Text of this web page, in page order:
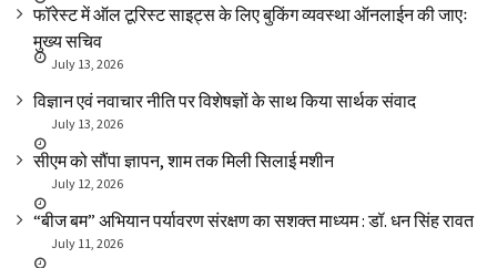
फॉरेस्ट में ऑल टूरिस्ट साइट्स के लिए बुकिंग व्यवस्था ऑनलाईन की जाएः
मुख्य सचिव
July 13, 2026
विज्ञान एवं नवाचार नीति पर विशेषज्ञों के साथ किया सार्थक संवाद
July 13, 2026
सीएम को सौंपा ज्ञापन, शाम तक मिली सिलाई मशीन
July 12, 2026
“बीज बम” अभियान पर्यावरण संरक्षण का सशक्त माध्यम : डॉ. धन सिंह रावत
July 11, 2026